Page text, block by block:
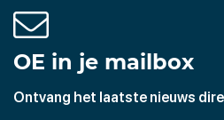
OE in je mailbox
Ontvang het laatste nieuws